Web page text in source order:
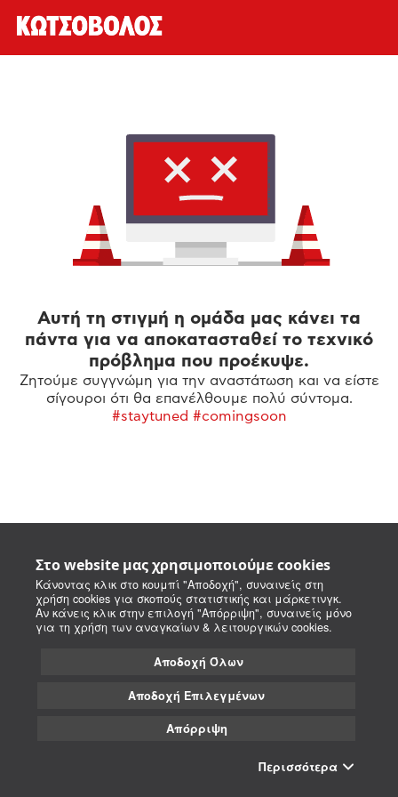
Στο website μας χρησιμοποιούμε cookies
Κάνοντας κλικ στο κουμπί "Αποδοχή", συναινείς στη
χρήση cookies για σκοπούς στατιστικής και μάρκετινγκ.
Αν κάνεις κλικ στην επιλογή "Απόρριψη", συναινείς μόνο
για τη χρήση των αναγκαίων & λειτουργικών cookies.
Αποδοχή Όλων
Αποδοχή Επιλεγμένων
Απόρριψη
Περισσότερα
Αυτή τη στιγμή η ομάδα μας κάνει τα
πάντα για να αποκατασταθεί το τεχνικό
πρόβλημα που προέκυψε.
Ζητούμε συγγνώμη για την αναστάτωση και να είστε
σίγουροι ότι θα επανέλθουμε πολύ σύντομα.
#staytuned #comingsoon